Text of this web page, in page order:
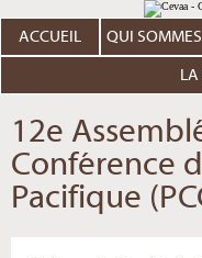
au
contenu.
Aller
personnels
ACCUEIL QUI
12e
Conférence
Pacifique